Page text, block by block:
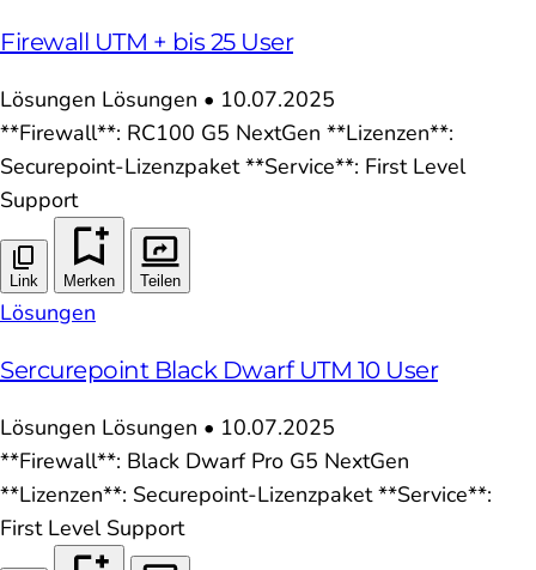
Firewall UTM + bis 25 User
Lösungen Lösungen • 10.07.2025
**Firewall**: RC100 G5 NextGen **Lizenzen**:
Securepoint-Lizenzpaket **Service**: First Level
Support
Link Merken Teilen
Lösungen
Sercurepoint Black Dwarf UTM 10 User
Lösungen Lösungen • 10.07.2025
**Firewall**: Black Dwarf Pro G5 NextGen
**Lizenzen**: Securepoint-Lizenzpaket **Service**:
First Level Support